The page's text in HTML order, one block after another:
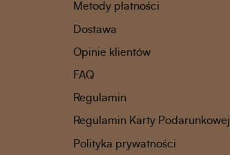
Metody płatności
Dostawa
Opinie klientów
FAQ
Regulamin
Regulamin Karty Podarunkowej
Polityka prywatności